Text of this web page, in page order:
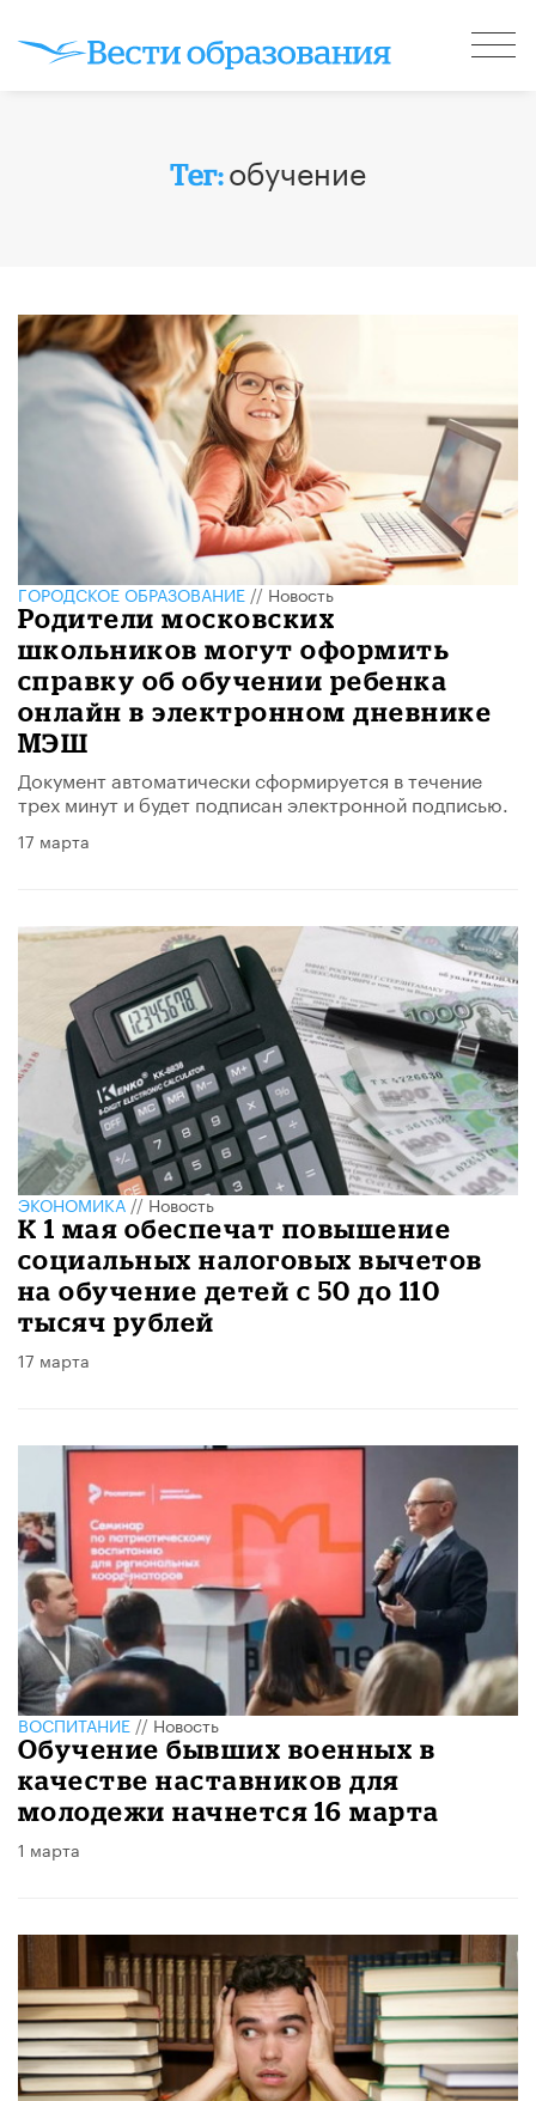
Тег:обучение
ГОРОДСКОЕ ОБРАЗОВАНИЕ//Новость
Родители московских
школьников могут оформить
справку об обучении ребенка
онлайн в электронном дневнике
МЭШ
Документ автоматически сформируется в течение
трех минут и будет подписан электронной подписью.
17 марта
ЭКОНОМИКА//Новость
К 1 мая обеспечат повышение
социальных налоговых вычетов
на обучение детей с 50 до 110
тысяч рублей
17 марта
ВОСПИТАНИЕ//Новость
Обучение бывших военных в
качестве наставников для
молодежи начнется 16 марта
1 марта